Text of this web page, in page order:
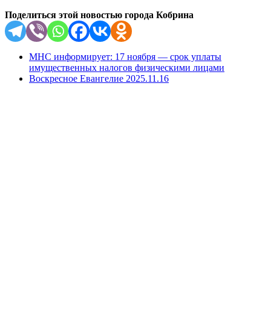
Поделиться этой новостью города Кобрина
МНС информирует: 17 ноября — срок уплаты
имущественных налогов физическими лицами
Воскресное Евангелие 2025.11.16